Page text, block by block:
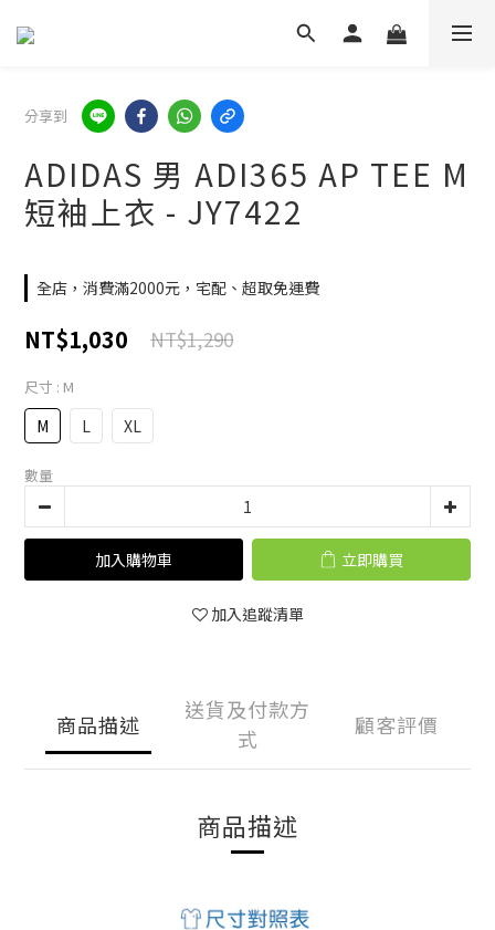
分享到
ADIDAS 男 ADI365 AP TEE M
短袖上衣 - JY7422
全店，消費滿2000元，宅配、超取免運費
NT$1,030 NT$1,290
尺寸 : M
M L XL
數量
加入購物車 立即購買
加入追蹤清單
商品描述
送貨及付款方
式
顧客評價
商品描述